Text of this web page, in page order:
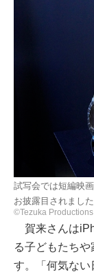
試写会では短編映
お披露目されました
©Tezuka
賀来さんは
る子どもたち
す。「何気ない